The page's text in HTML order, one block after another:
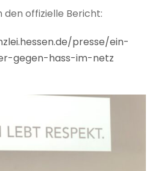
den offizielle Bericht:
presse/ein-
gegen-hass-im-netz